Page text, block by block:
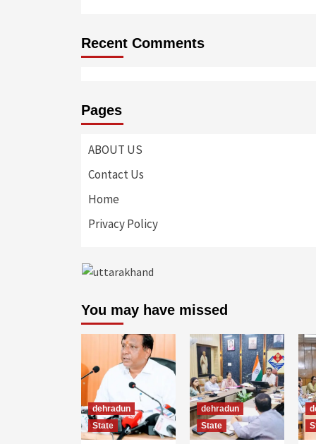
Recent Comments
Pages
ABOUT US
Contact Us
Home
Privacy Policy
You may have missed
dehradun
State
dehradun
State